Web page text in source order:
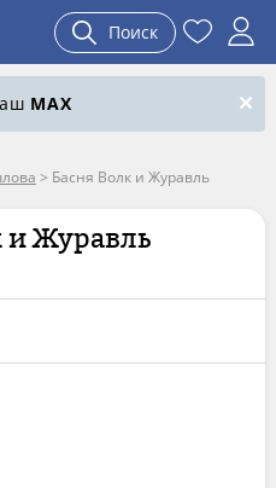
Поиск
MAX
> Басня Волк и Журавль
и Журавль